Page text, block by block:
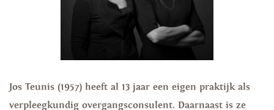
Jos Teunis (1957) heeft al 13 jaar een eigen praktijk als
verpleegkundig overgangsconsulent. Daarnaast is ze